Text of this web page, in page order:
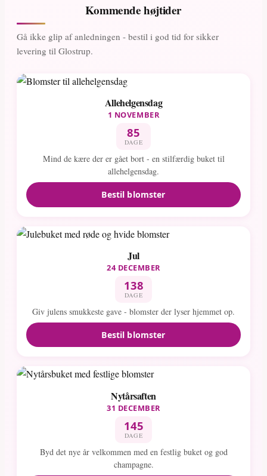
Kommende højtider
Gå ikke glip af anledningen - bestil i god tid for sikker
levering til Glostrup.
Allehelgensdag
1 NOVEMBER
85
DAGE
Mind de kære der er gået bort - en stilfærdig buket til
allehelgensdag.
Bestil blomster
Jul
24 DECEMBER
138
DAGE
Giv julens smukkeste gave - blomster der lyser hjemmet op.
Bestil blomster
Nytårsaften
31 DECEMBER
145
DAGE
Byd det nye år velkommen med en festlig buket og god
champagne.